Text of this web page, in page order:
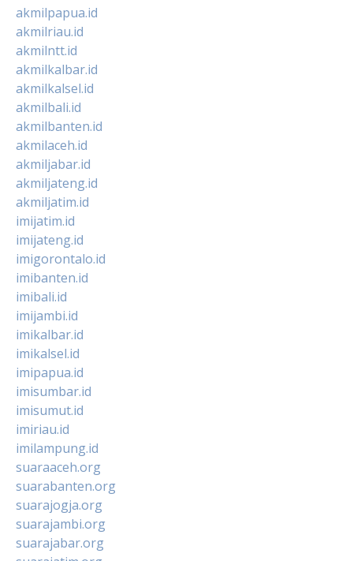
akmilpapua.id
akmilriau.id
akmilntt.id
akmilkalbar.id
akmilkalsel.id
akmilbali.id
akmilbanten.id
akmilaceh.id
akmiljabar.id
akmiljateng.id
akmiljatim.id
imijatim.id
imijateng.id
imigorontalo.id
imibanten.id
imibali.id
imijambi.id
imikalbar.id
imikalsel.id
imipapua.id
imisumbar.id
imisumut.id
imiriau.id
imilampung.id
suaraaceh.org
suarabanten.org
suarajogja.org
suarajambi.org
suarajabar.org